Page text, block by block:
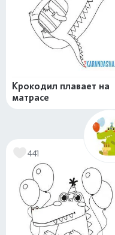
Крокодил плавает на
матрасе
441